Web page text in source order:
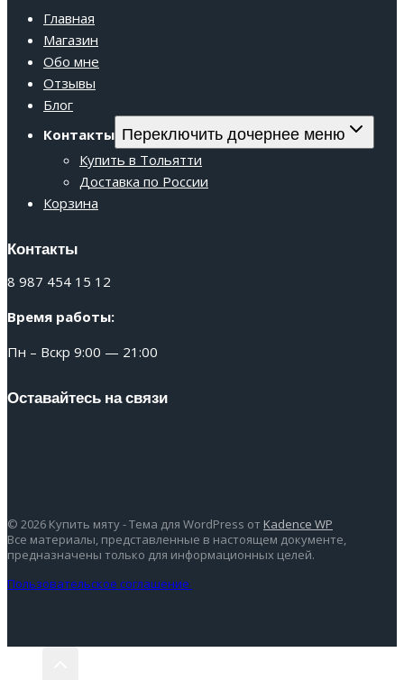
Главная
Магазин
Обо мне
Отзывы
Блог
Контакты Переключить дочернее меню
Купить в Тольятти
Доставка по России
Корзина
Контакты
8 987 454 15 12
Время работы:
Пн – Вскр 9:00 — 21:00
Оставайтесь на связи
© 2026 Купить мяту - Тема для WordPress от Kadence WP
Все материалы, представленные в настоящем документе,
предназначены только для информационных целей.
Пользовательское соглашение